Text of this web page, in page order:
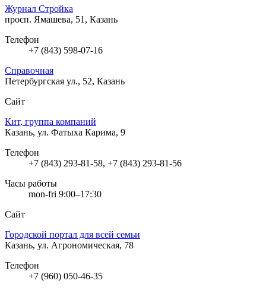
Журнал Стройка
просп. Ямашева, 51, Казань
Телефон
+7 (843) 598-07-16
Справочная
Петербургская ул., 52, Казань
Сайт
Кит, группа компаний
Казань, ул. Фатыха Карима, 9
Телефон
+7 (843) 293-81-58, +7 (843) 293-81-56
Часы работы
mon-fri 9:00–17:30
Сайт
Городской портал для всей семьи
Казань, ул. Агрономическая, 78
Телефон
+7 (960) 050-46-35